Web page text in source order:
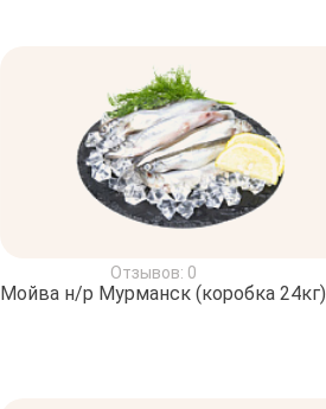
Отзывов: 0
Мойва н/р Мурманск (коробка 24кг)